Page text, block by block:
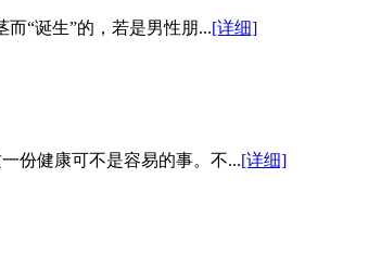
“诞生”的，若是男性朋...[详细]
份健康可不是容易的事。不...[详细]